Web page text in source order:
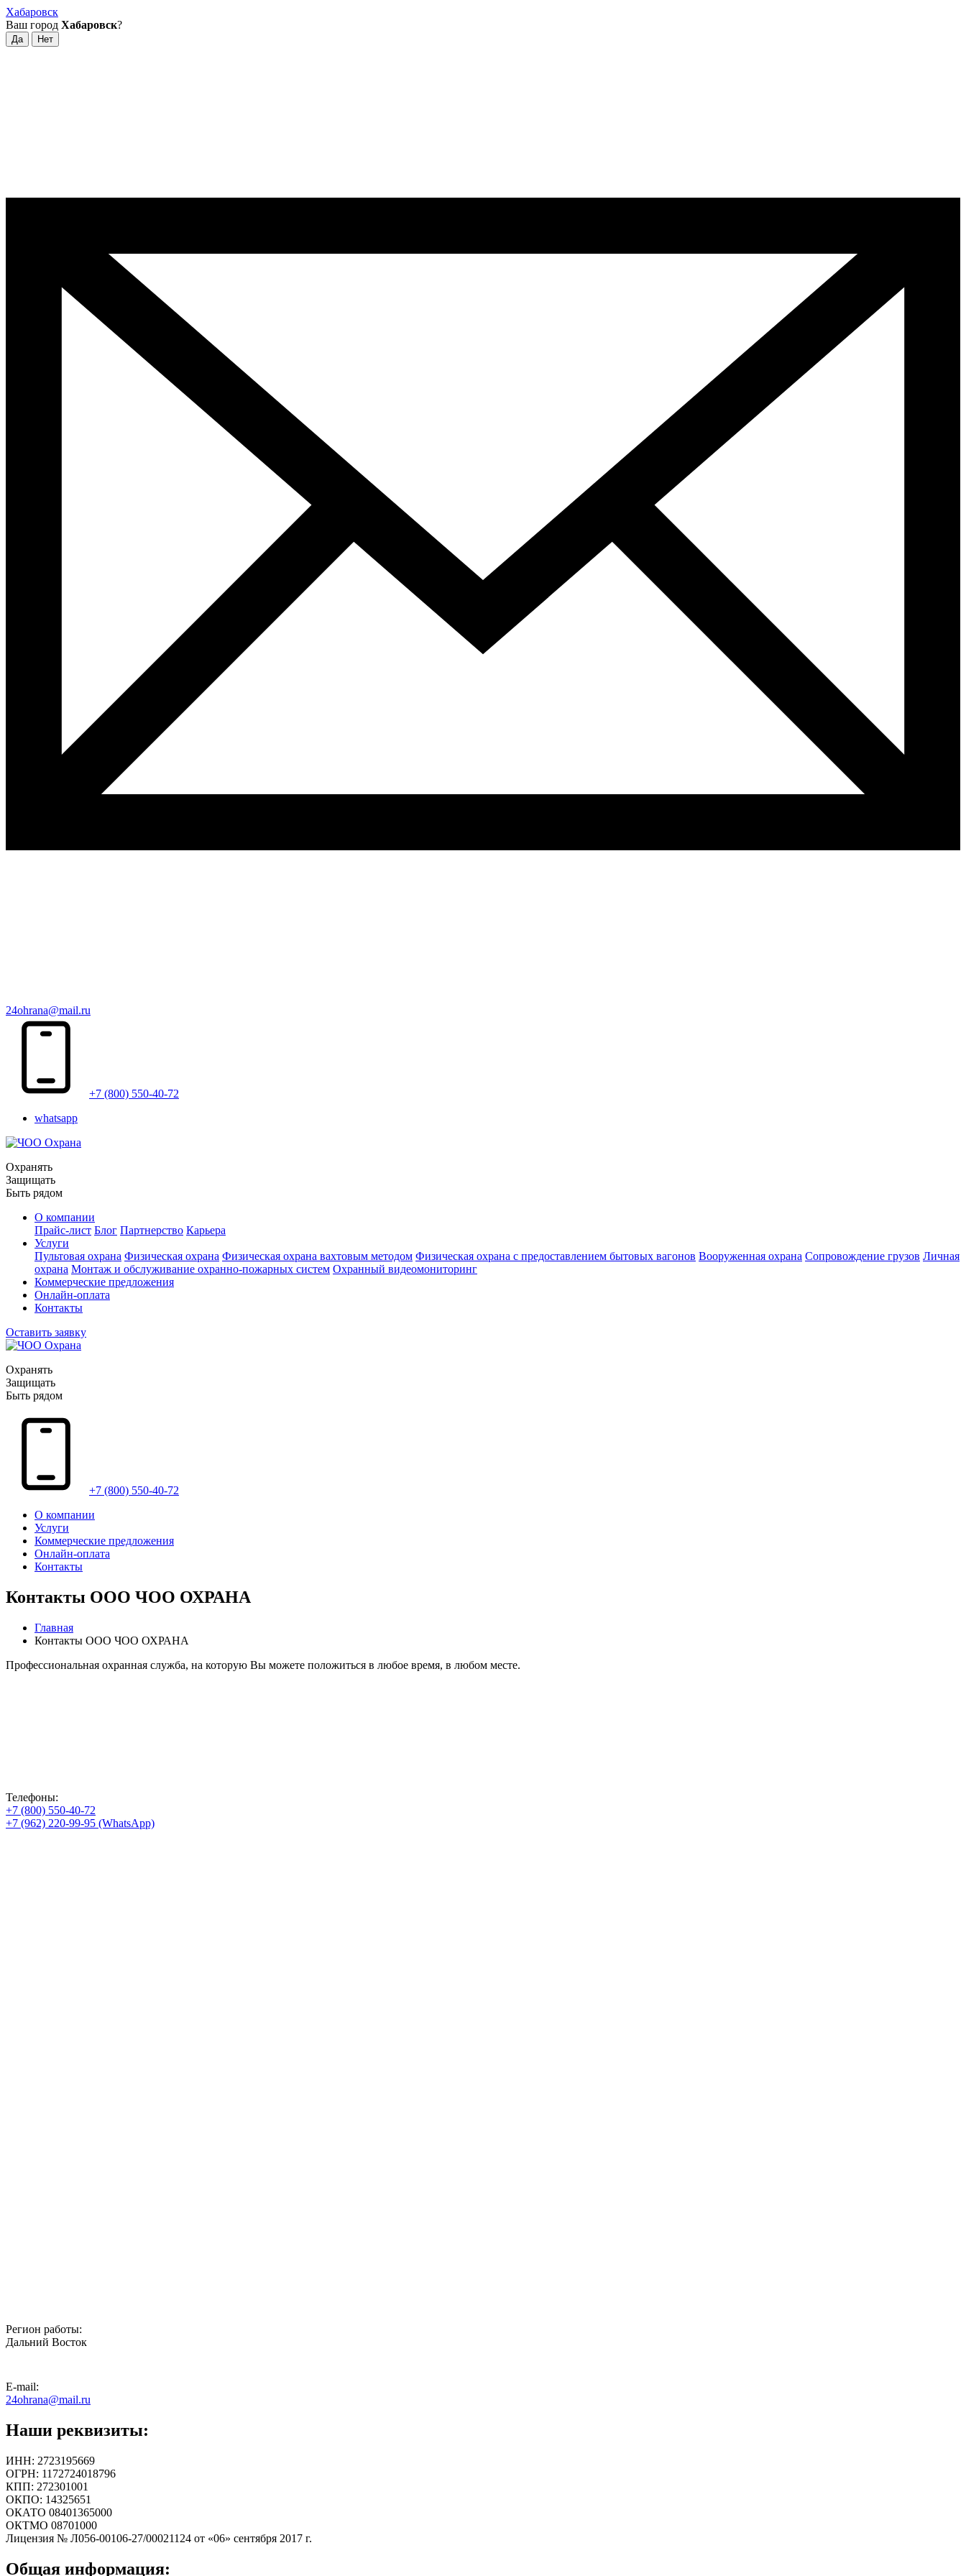
Хабаровск
Ваш город Хабаровск?
24ohrana@mail.ru
+7 (800) 550-40-72
whatsapp
Охранять
Защищать
Быть рядом
О компании
Прайс-лист Блог Партнерство Карьера
Услуги
Пультовая охрана Физическая охрана Физическая охрана вахтовым методом Физическая охрана с предоставлением бытовых вагонов Вооруженная охрана Сопровождение грузов Личная
охрана Монтаж и обслуживание охранно-пожарных систем Охранный видеомониторинг
Коммерческие предложения
Онлайн-оплата
Контакты
Оставить заявку
Охранять
Защищать
Быть рядом
+7 (800) 550-40-72
О компании
Услуги
Коммерческие предложения
Онлайн-оплата
Контакты
Контакты ООО ЧОО ОХРАНА
Главная
Контакты ООО ЧОО ОХРАНА
Профессиональная охранная служба, на которую Вы можете положиться в любое время, в любом месте.
Телефоны:
+7 (800) 550-40-72
+7 (962) 220-99-95 (WhatsApp)
Регион работы:
Дальний Восток
E-mail:
24ohrana@mail.ru
Наши реквизиты:
ИНН: 2723195669
ОГРН: 1172724018796
КПП: 272301001
ОКПО: 14325651
ОКАТО 08401365000
ОКТМО 08701000
Лицензия № Л056-00106-27/00021124 от «06» сентября 2017 г.
Общая информация: